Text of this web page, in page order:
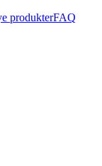
produkterFAQ